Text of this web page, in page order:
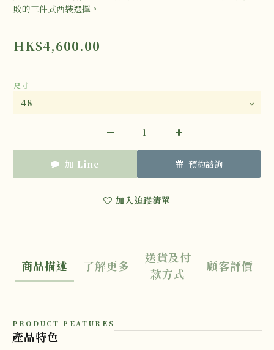
敗的三件式西裝選擇。
HK$4,600.00
尺寸
加 Line 預約諮詢
加入追蹤清單
商品描述 了解更多
送貨及付
款方式
顧客評價
PRODUCT FEATURES
產品特色